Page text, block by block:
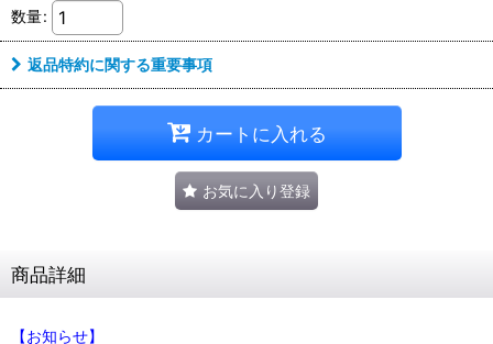
数量:
返品特約に関する重要事項
カートに入れる
お気に入り登録
商品詳細
【お知らせ】